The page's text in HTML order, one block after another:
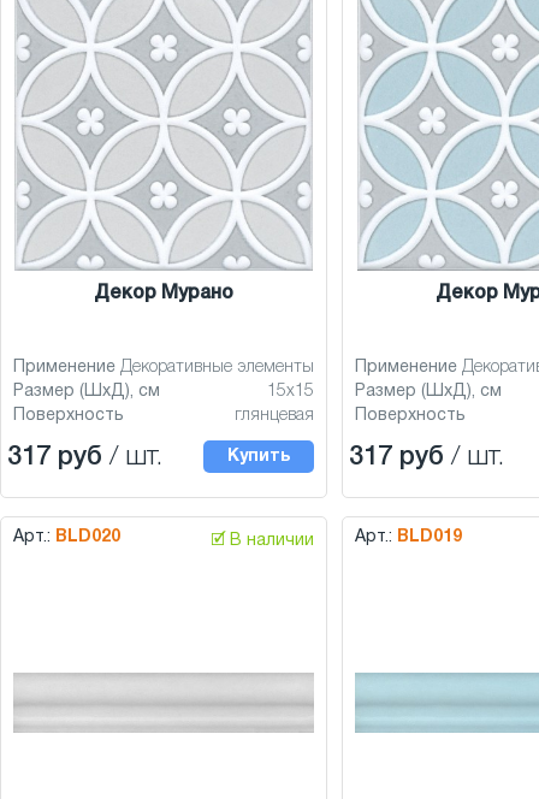
Декор Мурано
Применение Декоративные элементы
Размер (ШхД), см
15x15
Поверхность
глянцевая
317 руб / шт. Купить
Декор
Применение
Размер (ШхД), см
Поверхность
317 руб / шт.
Арт.: BLD020 🗹 В наличии Арт.: BLD019